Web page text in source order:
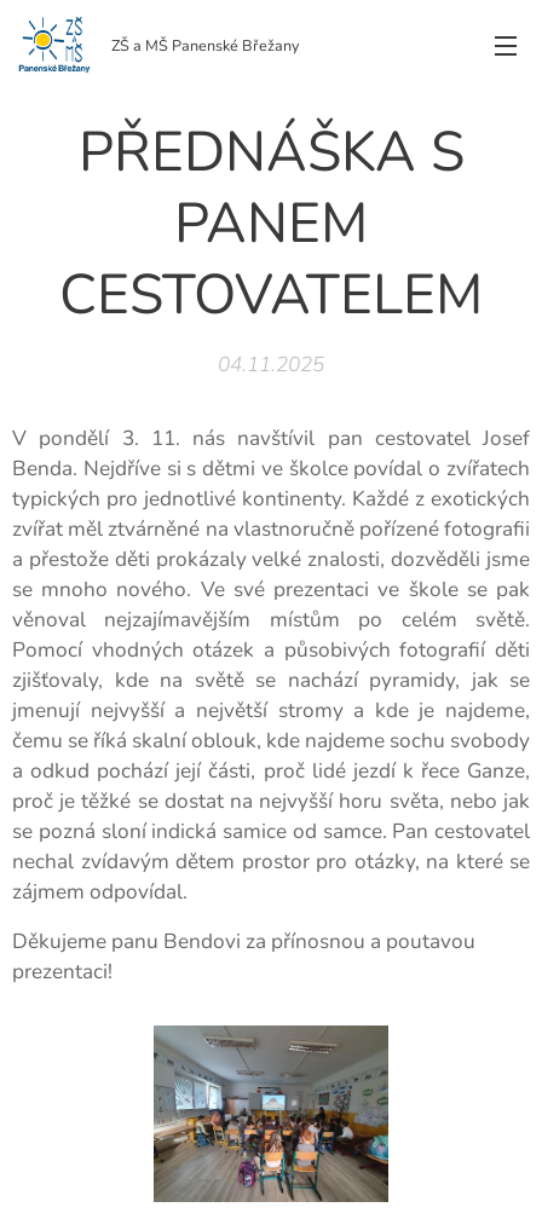
ZŠ a MŠ Panenské Břežany
PŘEDNÁŠKA S
PANEM
CESTOVATELEM
04.11.2025
V pondělí 3. 11. nás navštívil pan cestovatel Josef
Benda. Nejdříve si s dětmi ve školce povídal o zvířatech
typických pro jednotlivé kontinenty. Každé z exotických
zvířat měl ztvárněné na vlastnoručně pořízené fotografii
a přestože děti prokázaly velké znalosti, dozvěděli jsme
se mnoho nového. Ve své prezentaci ve škole se pak
věnoval nejzajímavějším místům po celém světě.
Pomocí vhodných otázek a působivých fotografií děti
zjišťovaly, kde na světě se nachází pyramidy, jak se
jmenují nejvyšší a největší stromy a kde je najdeme,
čemu se říká skalní oblouk, kde najdeme sochu svobody
a odkud pochází její části, proč lidé jezdí k řece Ganze,
proč je těžké se dostat na nejvyšší horu světa, nebo jak
se pozná sloní indická samice od samce. Pan cestovatel
nechal zvídavým dětem prostor pro otázky, na které se
zájmem odpovídal.
Děkujeme panu Bendovi za přínosnou a poutavou
prezentaci!